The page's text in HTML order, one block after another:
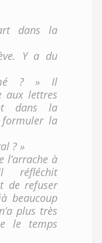
dans la
Y a du
?» Il
aux lettres
dans la
formuler la
? »
l’arrache à
réfléchit
de refuser
beaucoup
plus très
le temps